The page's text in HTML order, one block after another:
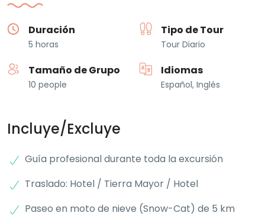
Duración
5 horas
Tipo de Tour
Tour Diario
Tamaño de Grupo
10 people
Idiomas
Español, Inglés
Incluye/Excluye
Guía profesional durante toda la excursión
Traslado: Hotel / Tierra Mayor / Hotel
Paseo en moto de nieve (Snow-Cat) de 5 km